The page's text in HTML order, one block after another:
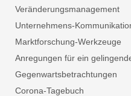
Veränderungsmanagement
Unternehmens-
Marktforschung-Werkzeuge
Anregungen für ein
Gegenwartsbetrachtungen
Corona-Tagebuch